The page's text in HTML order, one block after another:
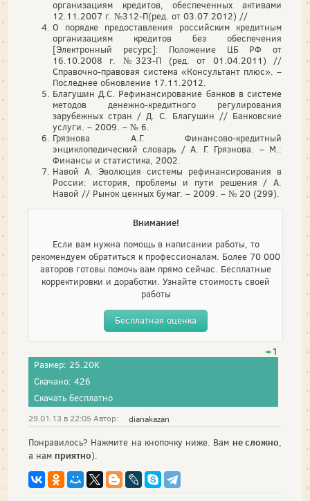
организациям кредитов, обеспеченных активами
12.11.2007 г. №312-П(ред. от 03.07.2012) //
О порядке предоставления российским кредитным
организациям кредитов без обеспечения
[Электронный ресурс]: Положение ЦБ РФ от
16.10.2008 г. №323-П (ред. от 01.04.2011) //
Справочно-правовая система «Консультант плюс». –
Последнее обновление 17.11.2012.
Благушин Д.С. Рефинансирование банков в системе
методов денежно-кредитного регулирования
зарубежных стран / Д. С. Благушин // Банковские
услуги. – 2009. – № 6.
Грязнова А.Г. Финансово-кредитный
энциклопедический словарь / А. Г. Грязнова. – М.:
Финансы и статистика, 2002.
Навой А. Эволюция системы рефинансирования в
России: история, проблемы и пути решения / А.
Навой // Рынок ценных бумаг. – 2009. – № 20 (299).
Внимание!
Если вам нужна помощь в написании работы, то
рекомендуем обратиться к профессионалам. Более 70 000
авторов готовы помочь вам прямо сейчас. Бесплатные
корректировки и доработки. Узнайте стоимость своей
работы
Бесплатная оценка
+1
Размер: 25.20K
Скачано: 426
Скачать бесплатно
29.01.13 в 22:05 Автор: dianakazan
Понравилось? Нажмите на кнопочку ниже. Вам не сложно,
а нам приятно).